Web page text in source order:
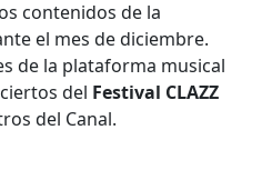
contenidos de la
el mes de diciembre.
de la plataforma musical
del Festival CLAZZ
del Canal.